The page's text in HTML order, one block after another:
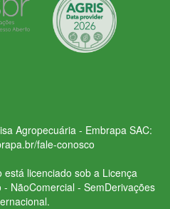
Agropecuária - Embrapa SAC:
fale-conosco
licenciado sob a Licença
NãoComercial - SemDerivações